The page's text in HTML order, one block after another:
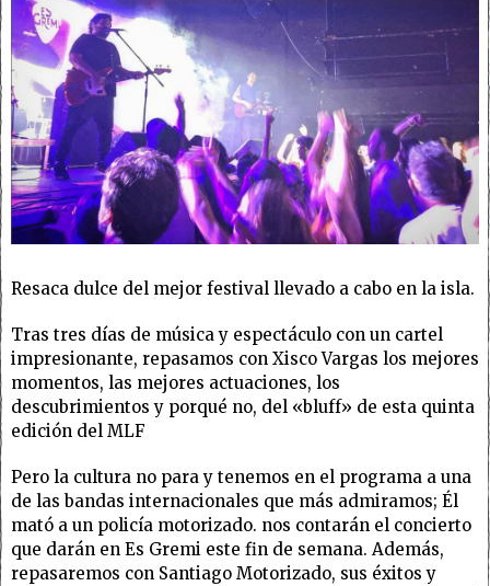
Resaca dulce del mejor festival llevado a cabo en la isla.
Tras tres días de música y espectáculo con un cartel
impresionante, repasamos con Xisco Vargas los mejores
momentos, las mejores actuaciones, los
descubrimientos y porqué no, del «bluff» de esta quinta
edición del MLF
Pero la cultura no para y tenemos en el programa a una
de las bandas internacionales que más admiramos; Él
mató a un policía motorizado. nos contarán el concierto
que darán en Es Gremi este fin de semana. Además,
repasaremos con Santiago Motorizado, sus éxitos y